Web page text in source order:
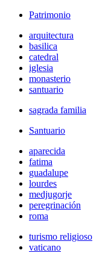
Patrimonio
arquitectura
basilica
catedral
iglesia
monasterio
santuario
sagrada familia
Santuario
aparecida
fatima
guadalupe
lourdes
medjugorje
peregrinación
roma
turismo religioso
vaticano